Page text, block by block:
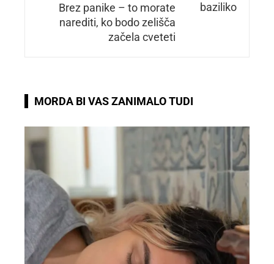
Brez panike – to morate
narediti, ko bodo zelišča
začela cveteti
MORDA BI VAS ZANIMALO TUDI